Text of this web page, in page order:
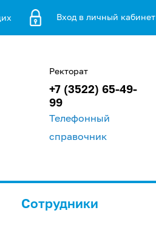
Вход в личный кабинет
Ректорат
+7 (3522) 65-49-
99
Телефонный
справочник
Сотрудники